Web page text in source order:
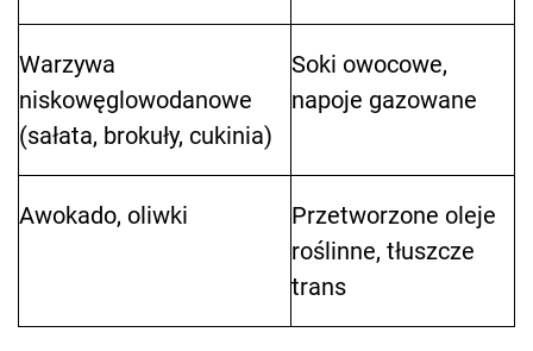
Warzywa
niskowęglowodanowe
(sałata, brokuły, cukinia)
Soki owocowe,
napoje gazowane
Awokado, oliwki
Przetworzone oleje
roślinne, tłuszcze
trans